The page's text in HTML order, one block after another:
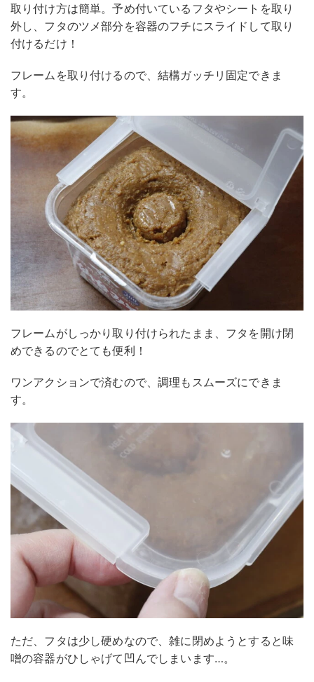
取り付け方は簡単。予め付いているフタやシートを取り
外し、フタのツメ部分を容器のフチにスライドして取り
付けるだけ！
フレームを取り付けるので、結構ガッチリ固定できま
す。
フレームがしっかり取り付けられたまま、フタを開け閉
めできるのでとても便利！
ワンアクションで済むので、調理もスムーズにできま
す。
ただ、フタは少し硬めなので、雑に閉めようとすると味
噌の容器がひしゃげて凹んでしまいます…。